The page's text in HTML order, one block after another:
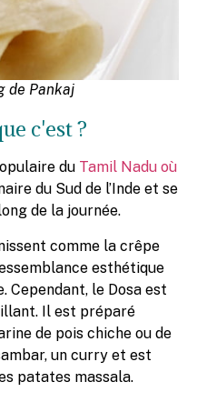
de Pankaj
c'est ?
du Tamil Nadu où
du Sud de l’Inde et se
de la journée.
comme la crêpe
esthétique
Cependant, le Dosa est
Il est préparé
de pois chiche ou de
un curry et est
patates massala.